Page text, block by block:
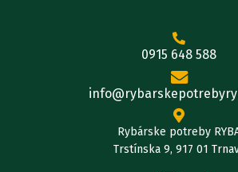
0915 648 588
Rybárske potreby
Trstínska 9, 917 01